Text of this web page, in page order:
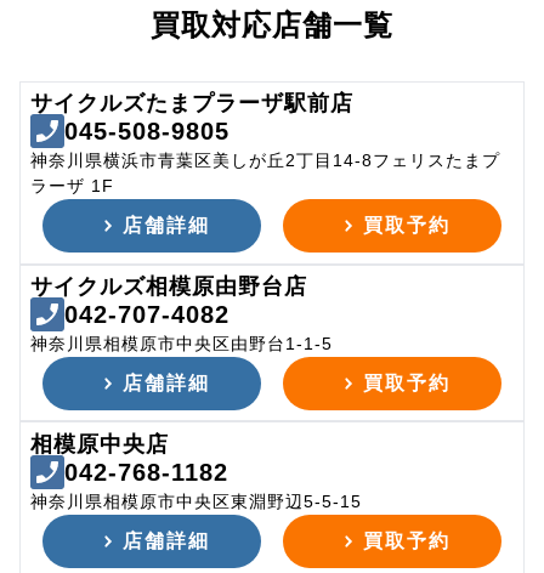
買取対応店舗一覧
サイクルズたまプラーザ駅前店
045-508-9805
神奈川県横浜市青葉区美しが丘2丁目14-8フェリスたまプ
ラーザ 1F
店舗詳細 買取予約
サイクルズ相模原由野台店
042-707-4082
神奈川県相模原市中央区由野台1-1-5
店舗詳細 買取予約
相模原中央店
042-768-1182
神奈川県相模原市中央区東淵野辺5-5-15
店舗詳細 買取予約